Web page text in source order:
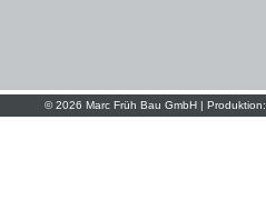
© 2026 Marc Früh Bau GmbH | Produktion: